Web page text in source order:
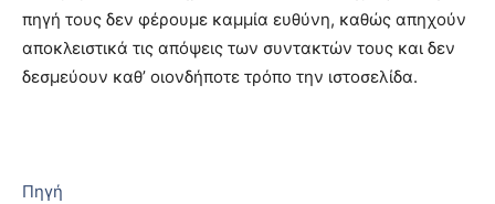
πηγή τους δεν φέρουμε καμμία ευθύνη, καθώς απηχούν
αποκλειστικά τις απόψεις των συντακτών τους και δεν
δεσμεύουν καθ’ οιονδήποτε τρόπο την ιστοσελίδα.
Πηγή